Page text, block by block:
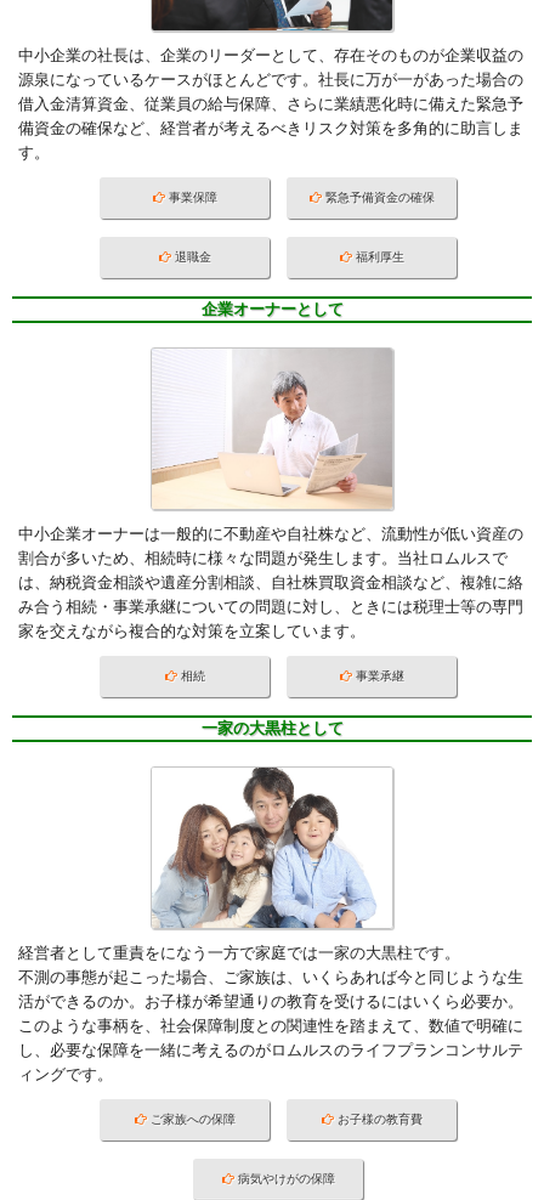
中小企業の社長は、企業のリーダーとして、存在そのものが企業収益の
源泉になっているケースがほとんどです。社長に万が一があった場合の
借入金清算資金、従業員の給与保障、さらに業績悪化時に備えた緊急予
備資金の確保など、経営者が考えるべきリスク対策を多角的に助言しま
す。
事業保障 緊急予備資金の確保
退職金 福利厚生
企業オーナーとして
中小企業オーナーは一般的に不動産や自社株など、流動性が低い資産の
割合が多いため、相続時に様々な問題が発生します。当社ロムルスで
は、納税資金相談や遺産分割相談、自社株買取資金相談など、複雑に絡
み合う相続・事業承継についての問題に対し、ときには税理士等の専門
家を交えながら複合的な対策を立案しています。
相続 事業承継
一家の大黒柱として
経営者として重責をになう一方で家庭では一家の大黒柱です。
不測の事態が起こった場合、ご家族は、いくらあれば今と同じような生
活ができるのか。お子様が希望通りの教育を受けるにはいくら必要か。
このような事柄を、社会保障制度との関連性を踏まえて、数値で明確に
し、必要な保障を一緒に考えるのがロムルスのライフプランコンサルテ
ィングです。
ご家族への保障 お子様の教育費
病気やけがの保障